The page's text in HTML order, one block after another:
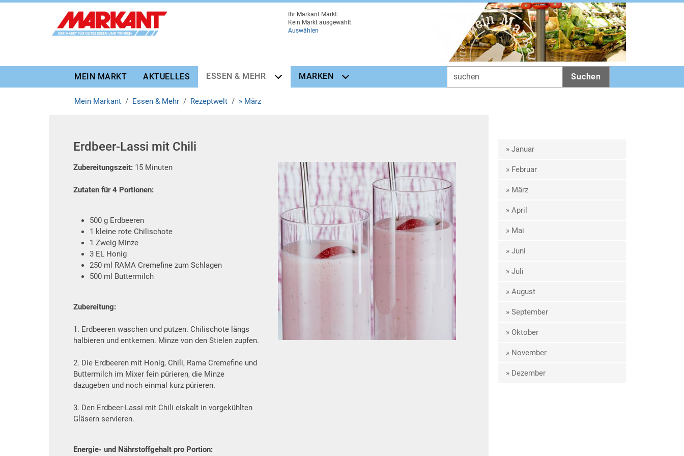
Zur Marktauswahl
Zur Hauptnavigation
Zum Hauptinhalt
Zum Fussbereich
Ihr Markant Markt:
Kein Markt ausgewählt.
Auswählen
MEIN MARKT AKTUELLES ESSEN & MEHR MARKEN Suchen
Mein Markant Essen & Mehr Rezeptwelt » März
» Januar
» Februar
» März
» April
» Mai
» Juni
» Juli
» August
» September
» Oktober
» November
» Dezember
Erdbeer-Lassi mit Chili
Zubereitungszeit: 15 Minuten
Zutaten für 4 Portionen:
500 g Erdbeeren
1 kleine rote Chilischote
1 Zweig Minze
3 EL Honig
250 ml RAMA Cremefine zum Schlagen
500 ml Buttermilch
Zubereitung:
1. Erdbeeren waschen und putzen. Chilischote längs
halbieren und entkernen. Minze von den Stielen zupfen.
2. Die Erdbeeren mit Honig, Chili, Rama Cremefine und
Buttermilch im Mixer fein pürieren, die Minze
dazugeben und noch einmal kurz pürieren.
3. Den Erdbeer-Lassi mit Chili eiskalt in vorgekühlten
Gläsern servieren.
Energie- und Nährstoffgehalt pro Portion: